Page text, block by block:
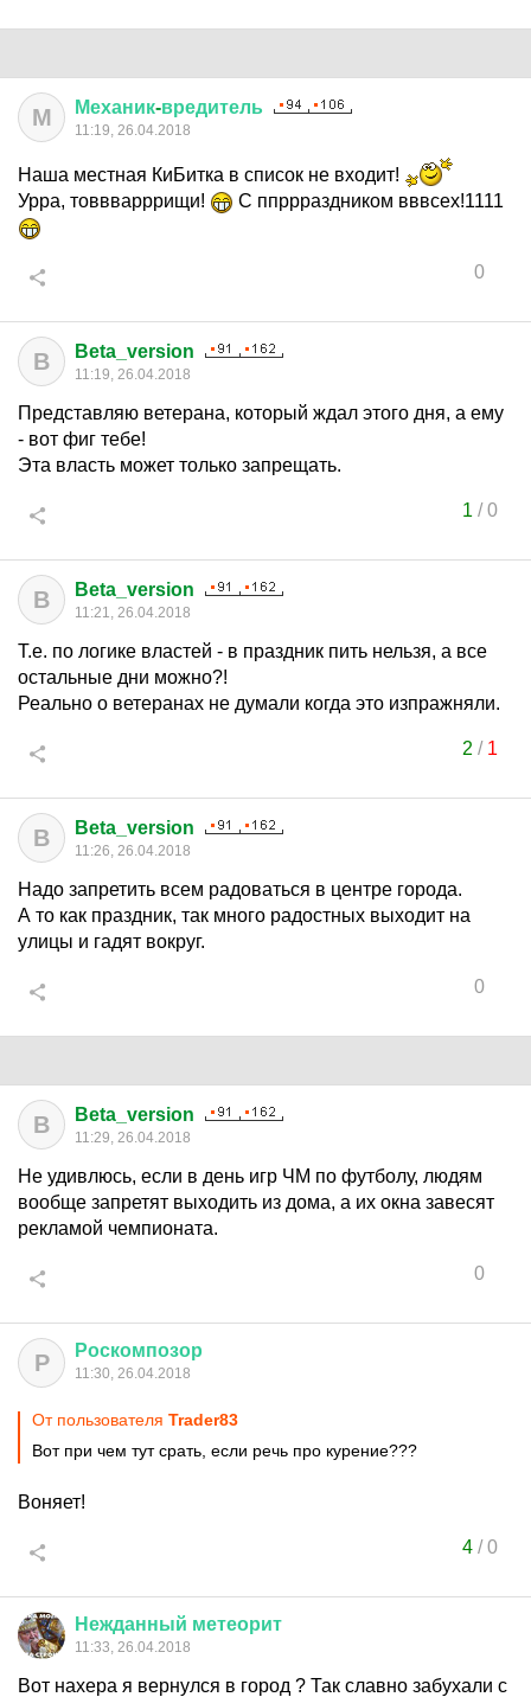
М Механик-вредитель
11:19, 26.04.2018
Наша местная КиБитка в список не входит!
Урра, товвварррищи!
С ппррраздником вввсех!1111
0
B Beta_version
11:19, 26.04.2018
Представляю ветерана, который ждал этого дня, а ему
- вот фиг тебе!
Эта власть может только запрещать.
1 /0
B Beta_version
11:21, 26.04.2018
Т.е. по логике властей - в праздник пить нельзя, а все
остальные дни можно?!
Реально о ветеранах не думали когда это изпражняли.
2 / 1
B Beta_version
11:26, 26.04.2018
Надо запретить всем радоваться в центре города.
А то как праздник, так много радостных выходит на
улицы и гадят вокруг.
0
B Beta_version
11:29, 26.04.2018
Не удивлюсь, если в день игр ЧМ по футболу, людям
вообще запретят выходить из дома, а их окна завесят
рекламой чемпионата.
0
Р Роскомпозор
11:30, 26.04.2018
От пользователя Trader83
Вот при чем тут срать, если речь про курение???
Воняет!
4/0
Нежданный метеорит
11:33, 26.04.2018
Вот нахера я вернулся в город ? Так славно забухали с